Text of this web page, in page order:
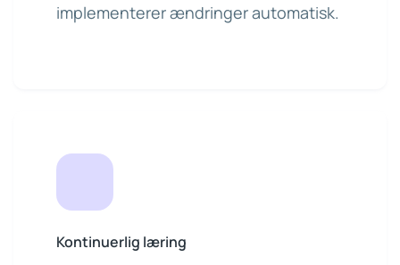
implementerer ændringer automatisk.
Kontinuerlig læring